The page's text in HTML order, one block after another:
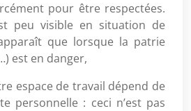
pour être respectées.
peu visible en situation de
que lorsque la patrie
est en danger,
espace de travail dépend de
personnelle : ceci n’est pas